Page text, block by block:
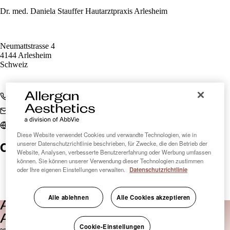
Dr. med. Daniela Stauffer Hautarztpraxis Arlesheim
Neumattstrasse 4
4144 Arlesheim
Schweiz
+41 61 702 07 70
d.stauffer@hin.ch
Clinic Finder Schweiz
Diese Website verwendet Cookies und verwandte Technologien, wie in
unserer Datenschutzrichtlinie beschrieben, für Zwecke, die den Betrieb der
Website, Analysen, verbesserte Benutzererfahrung oder Werbung umfassen
können. Sie können unserer Verwendung dieser Technologien zustimmen
oder Ihre eigenen Einstellungen verwalten.
Datenschutzrichtlinie
Alle ablehnen Alle Cookies akzeptieren
Cookie-Einstellungen